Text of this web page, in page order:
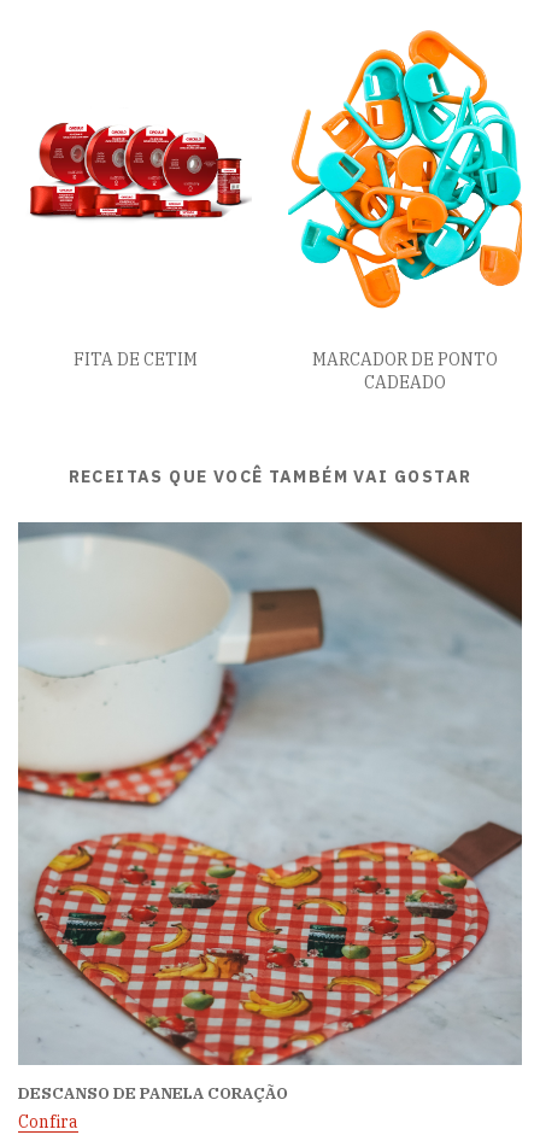
FITA DE CETIM
MARCADOR DE PONTO
CADEADO
RECEITAS QUE VOCÊ TAMBÉM VAI GOSTAR
DESCANSO DE PANELA CORAÇÃO
Confira